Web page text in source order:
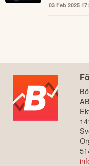
03 Feb 2025
AB